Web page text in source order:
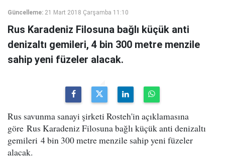
Güncelleme: 21 Mart 2018 Çarşamba 11:10
Rus Karadeniz Filosuna bağlı küçük anti
denizaltı gemileri, 4 bin 300 metre menzile
sahip yeni füzeler alacak.
Rus savunma sanayi şirketi Rosteh'in açıklamasına
göre Rus Karadeniz Filosuna bağlı küçük anti denizaltı
gemileri 4 bin 300 metre menzile sahip yeni füzeler
alacak.